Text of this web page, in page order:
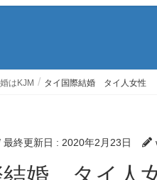
はKJM タイ国際結婚 タイ人女性
最終更新日 : 2020年2月23日
結婚 タイ人